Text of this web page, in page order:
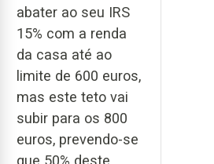
abater ao seu IRS
15% com a renda
da casa até ao
limite de 600 euros,
mas este teto vai
subir para os 800
euros, prevendo-se
que 50% deste